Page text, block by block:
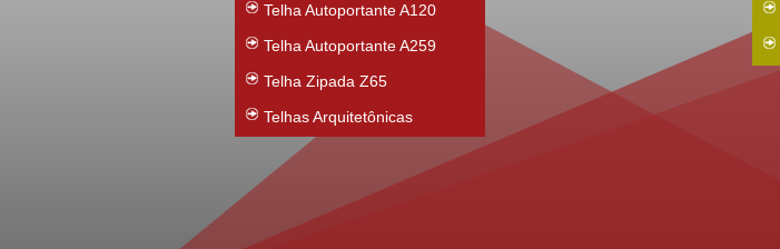
Telha Autoportante A120
Telha Autoportante A259
Telha Zipada Z65
Telhas Arquitetônicas